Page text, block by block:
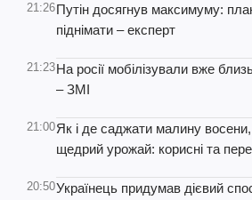
21:26Путін досягнув максимуму:
піднімати – експерт
21:23На росії мобілізували вже
– ЗМІ
21:00Як і де саджати малину
щедрий урожай: корисні та
20:50Українець придумав дієвий